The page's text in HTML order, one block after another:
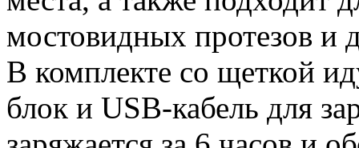
мостовидных протезов и
В комплекте со щеткой
блок и USB-кабель для